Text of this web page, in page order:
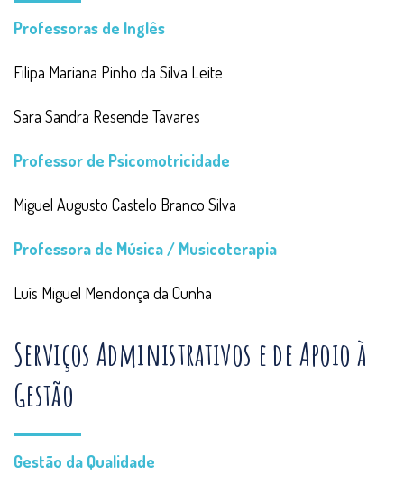
Professoras de Inglês
Filipa Mariana Pinho da Silva Leite
Sara Sandra Resende Tavares
Professor de Psicomotricidade
Miguel Augusto Castelo Branco Silva
Professora de Música / Musicoterapia
Luís Miguel Mendonça da Cunha
Serviços Administrativos e de Apoio à
Gestão
Gestão da Qualidade